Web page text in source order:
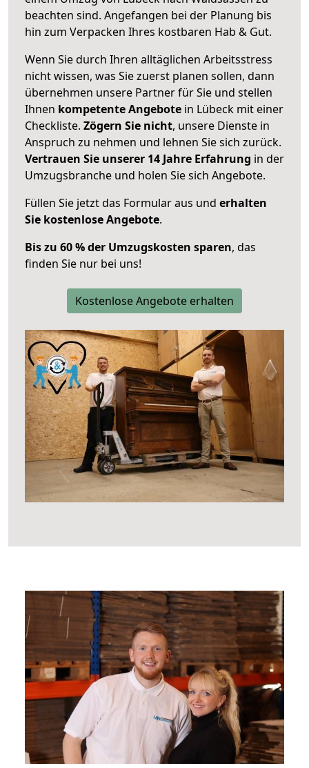
beachten sind. Angefangen bei der Planung bis
hin zum Verpacken Ihres kostbaren Hab & Gut.
Wenn Sie durch Ihren alltäglichen Arbeitsstress
nicht wissen, was Sie zuerst planen sollen, dann
übernehmen unsere Partner für Sie und stellen
Ihnen kompetente Angebote in Lübeck mit einer
Checkliste. Zögern Sie nicht, unsere Dienste in
Anspruch zu nehmen und lehnen Sie sich zurück.
Vertrauen Sie unserer 14 Jahre Erfahrung in der
Umzugsbranche und holen Sie sich Angebote.
Füllen Sie jetzt das Formular aus und erhalten
Sie kostenlose Angebote.
Bis zu 60 % der Umzugskosten sparen, das
finden Sie nur bei uns!
Kostenlose Angebote erhalten